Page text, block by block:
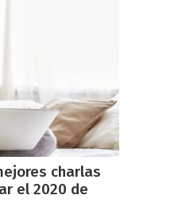
charlas
el 2020 de